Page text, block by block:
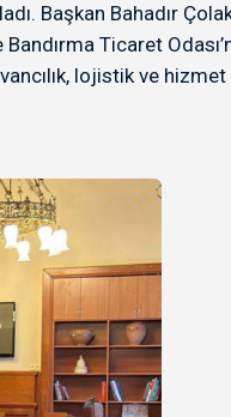
Başkan Bahadır
Ticaret
lojistik ve